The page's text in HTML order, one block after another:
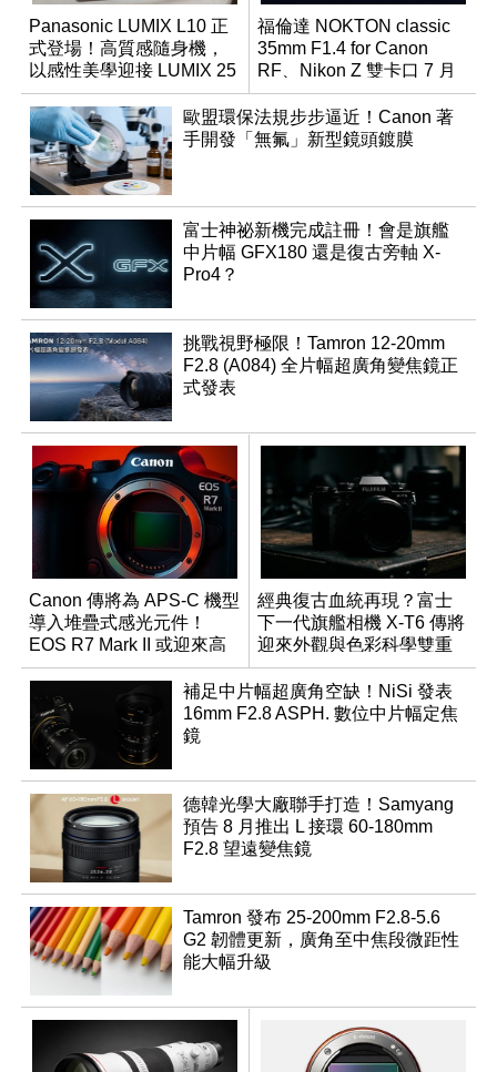
Panasonic LUMIX L10 正
式登場！高質感隨身機，
以感性美學迎接 LUMIX 25
週年
福倫達 NOKTON classic
35mm F1.4 for Canon
RF、Nikon Z 雙卡口 7 月
同步登台
歐盟環保法規步步逼近！Canon 著
手開發「無氟」新型鏡頭鍍膜
富士神祕新機完成註冊！會是旗艦
中片幅 GFX180 還是復古旁軸 X-
Pro4？
挑戰視野極限！Tamron 12-20mm
F2.8 (A084) 全片幅超廣角變焦鏡正
式發表
Canon 傳將為 APS-C 機型
導入堆疊式感光元件！
EOS R7 Mark II 或迎來高
速讀出升級
經典復古血統再現？富士
下一代旗艦相機 X-T6 傳將
迎來外觀與色彩科學雙重
優化
補足中片幅超廣角空缺！NiSi 發表
16mm F2.8 ASPH. 數位中片幅定焦
鏡
德韓光學大廠聯手打造！Samyang
預告 8 月推出 L 接環 60-180mm
F2.8 望遠變焦鏡
Tamron 發布 25-200mm F2.8-5.6
G2 韌體更新，廣角至中焦段微距性
能大幅升級